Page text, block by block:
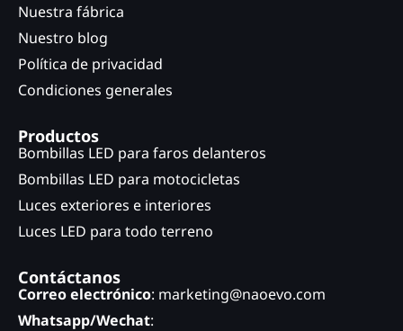
Nuestra fábrica
Nuestro blog
Política de privacidad
Condiciones generales
Productos
Bombillas LED para faros delanteros
Bombillas LED para motocicletas
Luces exteriores e interiores
Luces LED para todo terreno
Contáctanos
Correo electrónico: marketing@naoevo.com
Whatsapp/Wechat: